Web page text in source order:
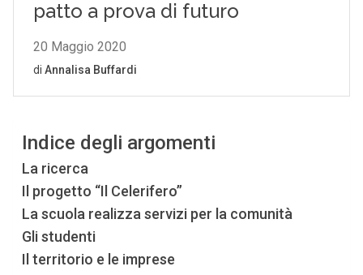
Indice degli argomenti
La ricerca
Il progetto “Il Celerifero”
La scuola realizza servizi per la comunità
Gli studenti
Il territorio e le imprese